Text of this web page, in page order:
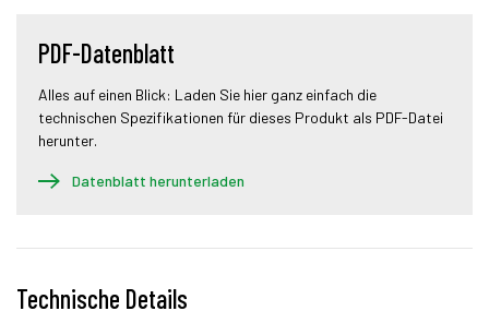
PDF-Datenblatt
Alles auf einen Blick: Laden Sie hier ganz einfach die
technischen Spezifikationen für dieses Produkt als PDF-Datei
herunter.
Datenblatt herunterladen
Technische Details